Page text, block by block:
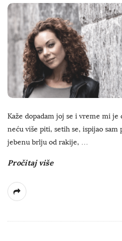
Kaže dopadam joj se i vreme mi je
neću više piti, setih se, ispijao
jebenu brlju od rakije, …
Pročitaj više